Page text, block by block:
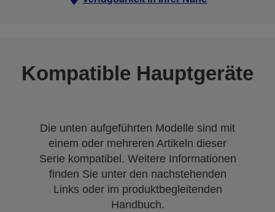
Kompatible Hauptgeräte
Die unten aufgeführten Modelle sind mit
einem oder mehreren Artikeln dieser
Serie kompatibel. Weitere Informationen
finden Sie unter den nachstehenden
Links oder im produktbegleitenden
Handbuch.